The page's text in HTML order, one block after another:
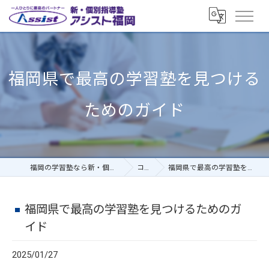
福岡県で最高の学習塾を見つける
ためのガイド
福岡の学習塾なら新・個別指導塾アシスト福岡 コラム 福岡県で最高の学習塾を見つけるためのガイド
福岡県で最高の学習塾を見つけるためのガ
イド
2025/01/27